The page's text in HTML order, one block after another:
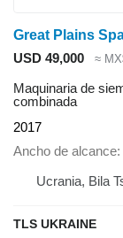
Great Plains
USD 49,000
≈
Maquinaria de
combinada
2017
Ancho de alcance
Ucrania, Bila
TLS UKRAINE